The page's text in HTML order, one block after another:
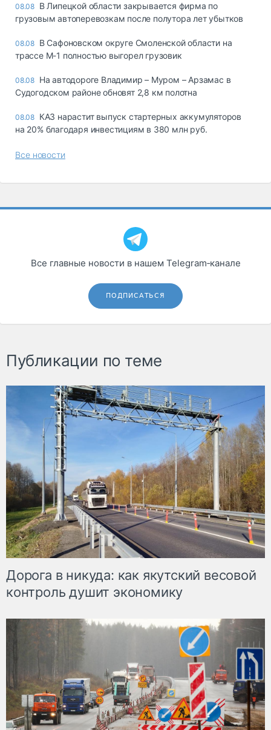
08.08 В Липецкой области закрывается фирма по
грузовым автоперевозкам после полутора лет убытков
08.08 В Сафоновском округе Смоленской области на
трассе М-1 полностью выгорел грузовик
08.08 На автодороге Владимир – Муром – Арзамас в
Судогодском районе обновят 2,8 км полотна
08.08 КАЗ нарастит выпуск стартерных аккумуляторов
на 20% благодаря инвестициям в 380 млн руб.
Все новости
Все главные новости в нашем Telegram‑канале
ПОДПИСАТЬСЯ
Публикации по теме
Дорога в никуда: как якутский весовой
контроль душит экономику